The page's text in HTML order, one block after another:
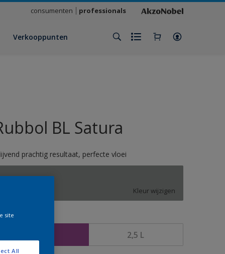
consumenten professionals
Verkooppunten
BL Satura
prachtig resultaat, perfecte vloei
7042
Kleur wijzigen
2,5 L
site
All